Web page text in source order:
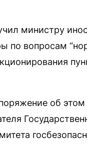
министру
по вопросам
об этом